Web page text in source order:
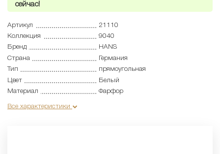
сейчас!
Артикул
21110
Коллекция
9040
Бренд
HANS
Страна
Германия
Тип
прямоугольная
Цвет
Белый
Материал
Фарфор
Все характеристики